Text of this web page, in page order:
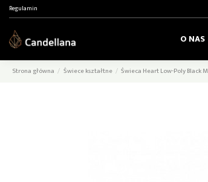
Regulamin
O NAS
Strona główna Świece kształtne Świeca Heart Low-Poly Black